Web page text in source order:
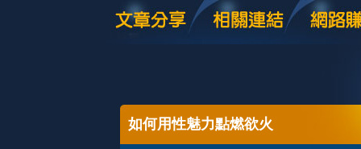
如何用性魅力點燃欲火